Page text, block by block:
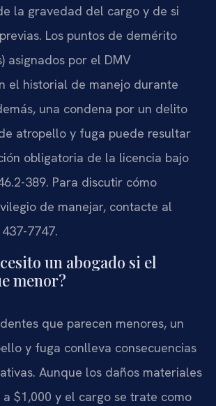
la gravedad del cargo y de si
Los puntos de demérito
asignados por el DMV
el historial de manejo durante
una condena por un delito
atropello y fuga puede resultar
obligatoria de la licencia bajo
389. Para discutir cómo
de manejar, contacte al
7747.
un abogado si el
menor?
que parecen menores, un
y fuga conlleva consecuencias
Aunque los daños materiales
$1,000 y el cargo se trate como